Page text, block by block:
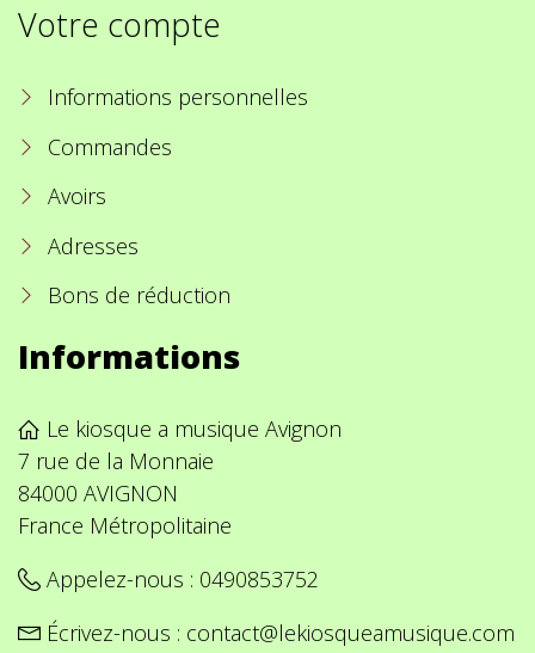
Votre compte
Informations personnelles
Commandes
Avoirs
Adresses
Bons de réduction
Informations
Le kiosque a musique Avignon
7 rue de la Monnaie
84000 AVIGNON
France Métropolitaine
Appelez-nous : 0490853752
Écrivez-nous : contact@lekiosqueamusique.com